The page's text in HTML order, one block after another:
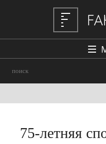
75-летняя